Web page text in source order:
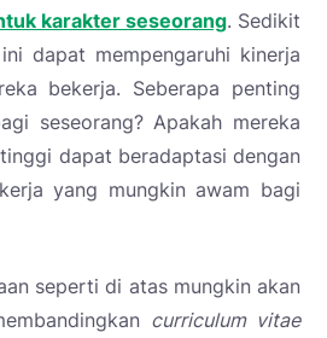
karakter seseorang. Sedikit
dapat mempengaruhi kinerja
bekerja. Seberapa penting
seseorang? Apakah mereka
dapat beradaptasi dengan
yang mungkin awam bagi
seperti di atas mungkin akan
curriculum vitae